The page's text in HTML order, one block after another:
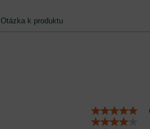
Otázka k produktu